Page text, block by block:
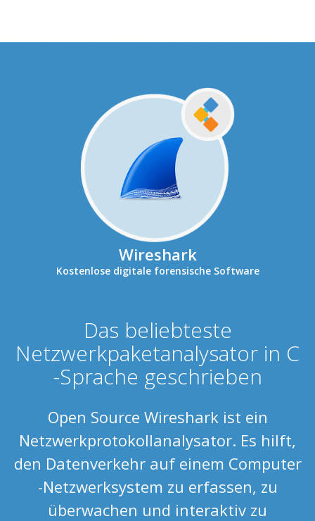
Wireshark
Kostenlose digitale forensische Software
Das beliebteste
Netzwerkpaketanalysator in C
-Sprache geschrieben
Open Source Wireshark ist ein
Netzwerkprotokollanalysator. Es hilft,
den Datenverkehr auf einem Computer
-Netzwerksystem zu erfassen, zu
überwachen und interaktiv zu